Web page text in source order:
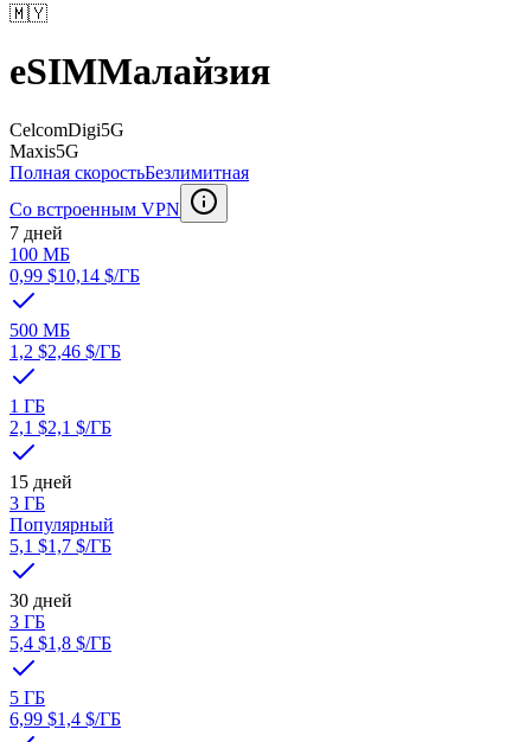
🇲🇾
eSIMМалайзия
CelcomDigi5G
Maxis5G
Полная скоростьБезлимитная
Со встроенным VPN
7 дней
100 МБ
0,99 $10,14 $/ГБ
500 МБ
1,2 $2,46 $/ГБ
1 ГБ
2,1 $2,1 $/ГБ
15 дней
3 ГБ
Популярный
5,1 $1,7 $/ГБ
30 дней
3 ГБ
5,4 $1,8 $/ГБ
5 ГБ
6,99 $1,4 $/ГБ